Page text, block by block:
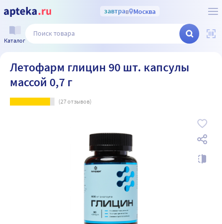
завтрав Москва
Каталог
Летофарм глицин 90 шт. капсулы
массой 0,7 г
(27отзывов)